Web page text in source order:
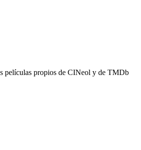
películas propios de CINeol y de TMDb